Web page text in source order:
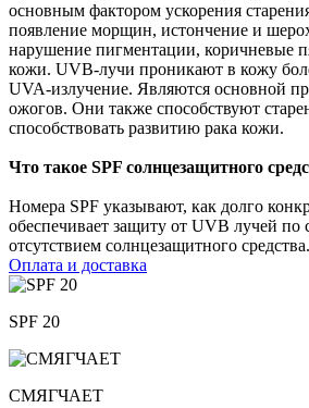
основным фактором ускорения
появление морщин, истончение и
нарушение пигментации, коричневые
кожи. UVB-лучи проникают в кожу
UVA-излучение. Являются основной
ожогов. Они также способствуют
способствовать развитию рака кожи.
Что такое SPF солнцезащитного
Номера SPF указывают, как долго
обеспечивает защиту от UVB лучей по
отсутствием солнцезащитного средства.
Оплата и доставка
SPF 20
СМЯГЧАЕТ